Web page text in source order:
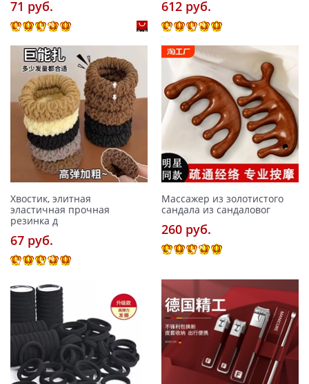
71 pуб. 612 pуб.
Хвостик, элитная
эластичная прочная
резинка д
67 pуб.
Массажер из золотистого
сандала из сандаловог
260 pуб.